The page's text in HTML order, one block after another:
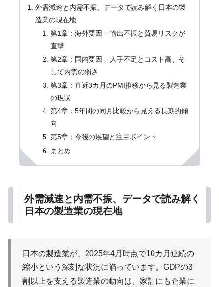
外需減速と内需不振、データで読み解く日本の製
造業の現在地
第1章：海外要因 – 輸出不振と貿易リスクが
直撃
第2章：国内要因 – 人手不足とコスト高、そ
して内需の弱さ
第3章：直近3カ月のPMI推移から見る製造業
の現状
第4章：5年間の同月比較から見える長期的傾
向
第5章：今後の展望と注目ポイント
まとめ
外需減速と内需不振、データで読み解く
日本の製造業の現在地
日本の製造業が、2025年4月時点で10カ月連続の
縮小という深刻な状況に陥っています。GDPの3
割以上を支える製造業の動向は、家計にも企業に